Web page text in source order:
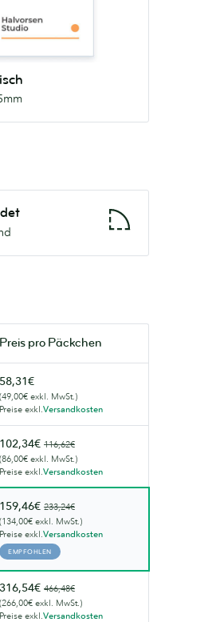
Preis pro Päckchen
58,31€
(49,00€ exkl. MwSt.)
Preise exkl.Versandkosten
102,34€ 116,62€
(86,00€ exkl. MwSt.)
Preise exkl.Versandkosten
159,46€ 233,24€
(134,00€ exkl. MwSt.)
Preise exkl.Versandkosten
EMPFOHLEN
316,54€ 466,48€
(266,00€ exkl. MwSt.)
Preise exkl.Versandkosten